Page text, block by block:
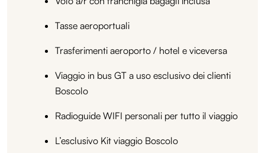
Tasse aeroportuali
Trasferimenti aeroporto / hotel e viceversa
Viaggio in bus GT a uso esclusivo dei clienti
Boscolo
Radioguide WIFI personali per tutto il viaggio
L’esclusivo Kit viaggio Boscolo